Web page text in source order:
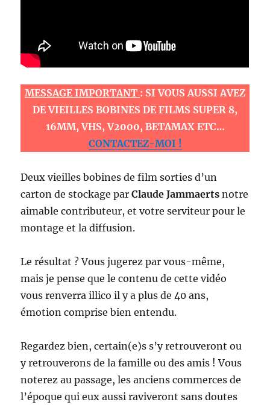
MESSAGE IMPORTANT : SI VOUS AUSSI AVEZ
DE VIEILLES BOBINES DE FILMS SUPER 8,
16MM, VHS, V2000, BETAMAX ETC…
CONTACTEZ-MOI !
Deux vieilles bobines de film sorties d’un
carton de stockage parClaude Jammaerts notre
aimable contributeur, et votre serviteur pour le
montage et la diffusion.
Le résultat ? Vous jugerez par vous-même,
mais je pense que le contenu de cette vidéo
vous renverra illico il y a plus de 40 ans,
émotion comprise bien entendu.
Regardez bien, certain(e)s s’y retrouveront ou
y retrouverons de la famille ou des amis ! Vous
noterez au passage, les anciens commerces de
l’époque qui eux aussi raviveront sans doutes